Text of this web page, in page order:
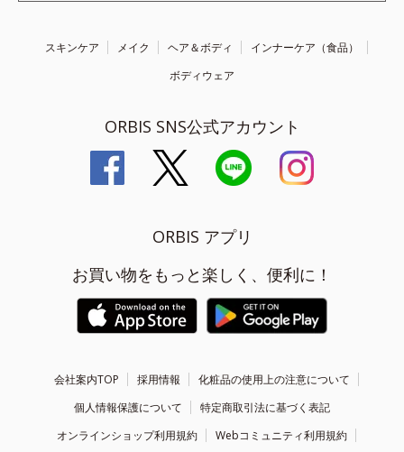
スキンケア メイク ヘア＆ボディ
インナーケア（食品）
ボディウェア
ORBIS SNS公式アカウント
ORBIS アプリ
お買い物をもっと楽しく、便利に！
会社案内TOP 採用情報
化粧品の使用上の注意について
個人情報保護について
特定商取引法に基づく表記
オンラインショップ利用規約
Webコミュニティ利用規約